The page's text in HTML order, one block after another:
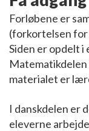
Forløbene er
(forkortelsen for
Siden er opdelt i
materialet er
I danskdelen er
eleverne